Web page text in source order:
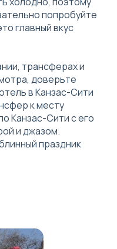
попробуйте
главный вкус
трансферах и
доверьте
в Канзас-Сити
к месту
Канзас-Сити с его
и джазом.
праздник